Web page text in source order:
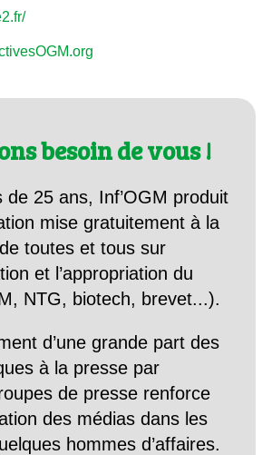
besoin de vous !
de 25 ans, Inf’OGM produit
mise gratuitement à la
toutes et tous sur
et l’appropriation du
NTG, biotech, brevet...).
d’une grande part des
à la presse par
de presse renforce
des médias dans les
hommes d’affaires.